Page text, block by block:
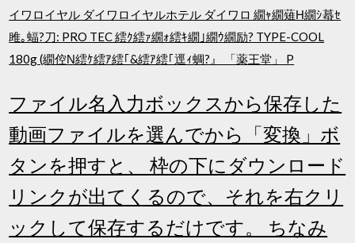
イワロイヤル ダイワロイヤルホテル ダイワロ 繝ｬ繝薙Η繝ｼ蟇ｾ
雎｡蝠?刀: PRO TEC 繧ｸ繧ｧ繝ｫ繧ｷ繝｣繝ｳ繝励? TYPE-COOL
180g (繝倥Ν繧ｹ繧ｱ繧｢&繧ｱ繧｢逕ｨ蜩?』 「薬王堂」 P
ファイル名入力ボックスから保存した
動画ファイルを選んでから「変換」ボ
タンを押すと、 枠の下にダウンロード
リンクが出てくるので、それを右クリ
ックして保存するだけです。 ちなみ